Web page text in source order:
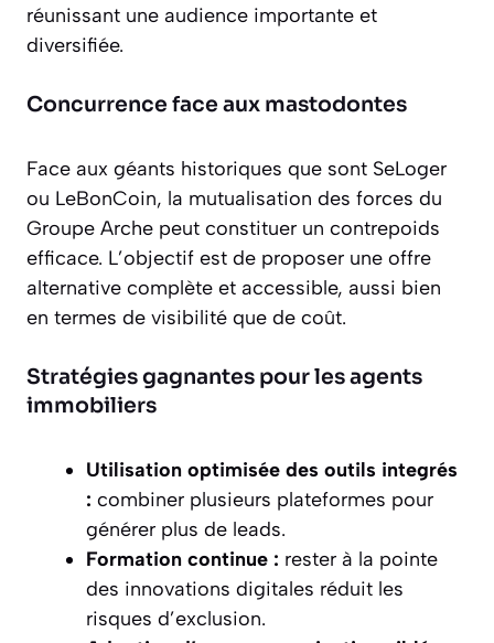
réunissant une audience importante et
diversifiée.
Concurrence face aux mastodontes
Face aux géants historiques que sont SeLoger
ou LeBonCoin, la mutualisation des forces du
Groupe Arche peut constituer un contrepoids
efficace. L’objectif est de proposer une offre
alternative complète et accessible, aussi bien
en termes de visibilité que de coût.
Stratégies gagnantes pour les agents
immobiliers
Utilisation optimisée des outils integrés
: combiner plusieurs plateformes pour
générer plus de leads.
Formation continue : rester à la pointe
des innovations digitales réduit les
risques d’exclusion.